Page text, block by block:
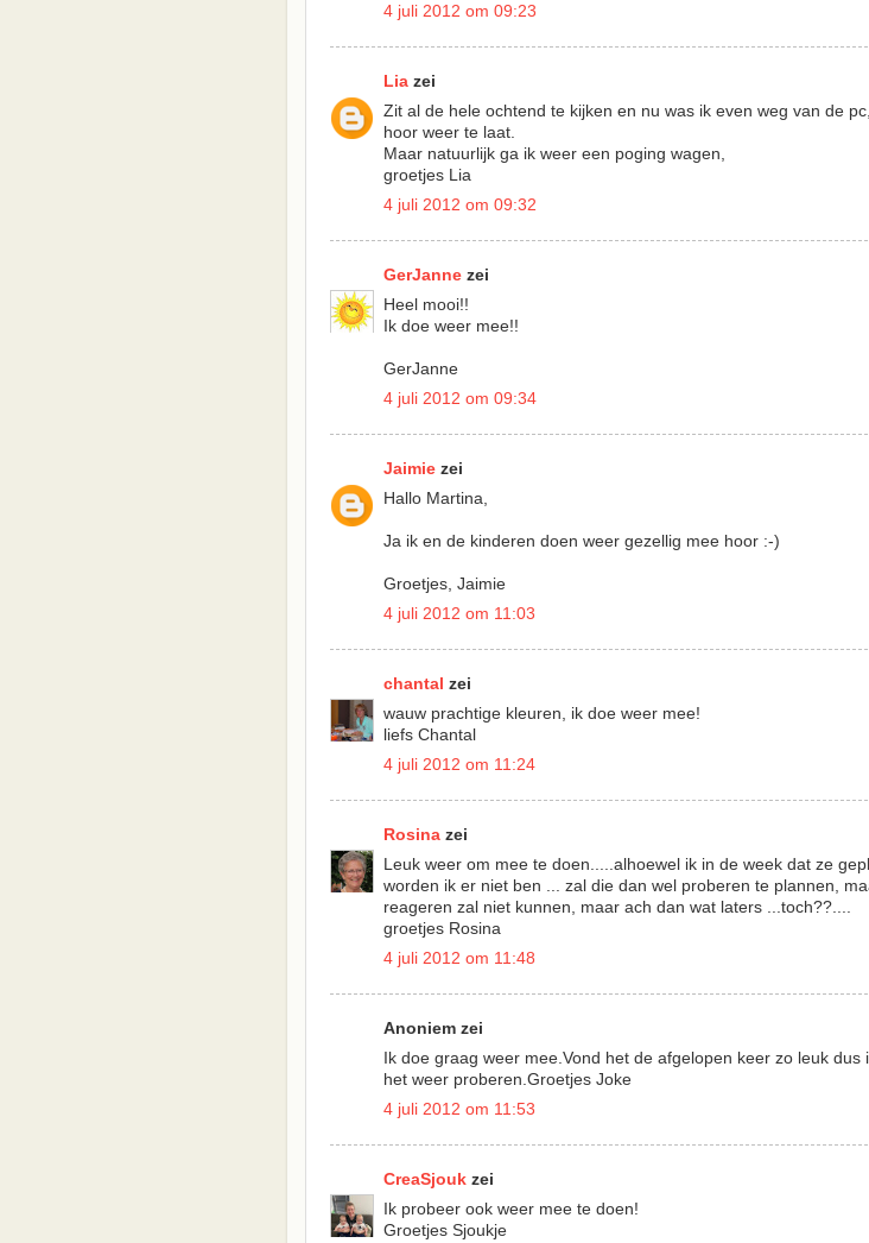
4 juli 2012 om 09:23
Lia zei
Zit al de hele ochtend te kijken en nu was ik even weg van de
hoor weer te laat.
Maar natuurlijk ga ik weer een poging wagen,
groetjes Lia
4 juli 2012 om 09:32
GerJanne zei
Heel mooi!!
Ik doe weer mee!!
GerJanne
4 juli 2012 om 09:34
Jaimie zei
Hallo Martina,
Ja ik en de kinderen doen weer gezellig mee hoor :-)
Groetjes, Jaimie
4 juli 2012 om 11:03
chantal zei
wauw prachtige kleuren, ik doe weer mee!
liefs Chantal
4 juli 2012 om 11:24
Rosina zei
Leuk weer om mee te doen.....alhoewel ik in de week dat ze
worden ik er niet ben ... zal die dan wel proberen te plannen,
reageren zal niet kunnen, maar ach dan wat laters ...toch??....
groetjes Rosina
4 juli 2012 om 11:48
Anoniem zei
Ik doe graag weer mee.Vond het de afgelopen keer zo leuk dus
het weer proberen.Groetjes Joke
4 juli 2012 om 11:53
CreaSjouk zei
Ik probeer ook weer mee te doen!
Groetjes Sjoukje